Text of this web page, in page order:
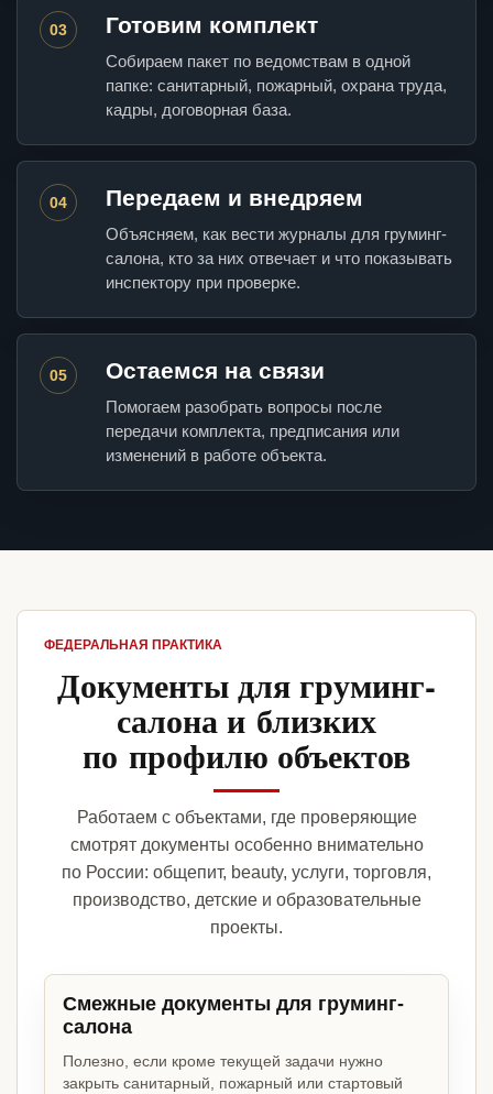
03 Готовим комплект
Собираем пакет по ведомствам в одной
папке: санитарный, пожарный, охрана труда,
кадры, договорная база.
04 Передаем и внедряем
Объясняем, как вести журналы для груминг-
салона, кто за них отвечает и что показывать
инспектору при проверке.
05 Остаемся на связи
Помогаем разобрать вопросы после
передачи комплекта, предписания или
изменений в работе объекта.
ФЕДЕРАЛЬНАЯ ПРАКТИКА
Документы для груминг-
салона и близких
по профилю объектов
Работаем с объектами, где проверяющие
смотрят документы особенно внимательно
по России: общепит, beauty, услуги, торговля,
производство, детские и образовательные
проекты.
Смежные документы для груминг-
салона
Полезно, если кроме текущей задачи нужно
закрыть санитарный, пожарный или стартовый